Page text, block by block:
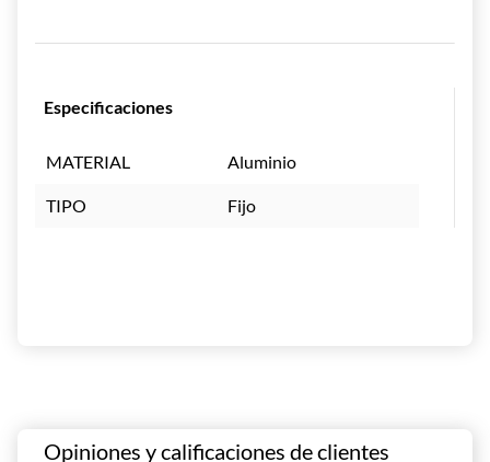
Especificaciones
MATERIAL Aluminio
TIPO Fijo